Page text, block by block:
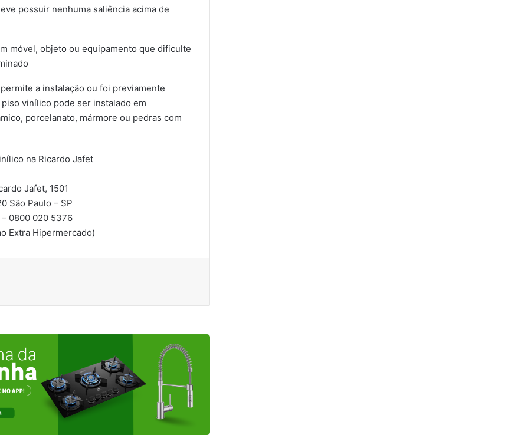
possuir nenhuma saliência acima de
móvel, objeto ou equipamento que dificulte
a instalação ou foi previamente
vinílico pode ser instalado em
porcelanato, mármore ou pedras com
na Ricardo Jafet
Jafet, 1501
São Paulo – SP
0800 020 5376
Extra Hipermercado)